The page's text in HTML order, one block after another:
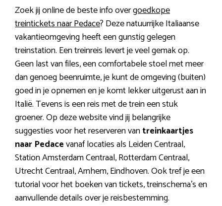
Zoek jij online de beste info overgoedkope
treintickets naar Pedace? Deze natuurrijke Italiaanse
vakantieomgeving heeft een gunstig gelegen
treinstation. Een treinreis levert je veel gemak op.
Geen last van files, een comfortabele stoel met meer
dan genoeg beenruimte, je kunt de omgeving (buiten)
goed in je opnemen en je komt lekker uitgerust aan in
Italië. Tevens is een reis met de trein een stuk
groener. Op deze website vind jij belangrijke
suggesties voor het reserveren vantreinkaartjes
naar Pedacevanaf locaties als Leiden Centraal,
Station Amsterdam Centraal, Rotterdam Centraal,
Utrecht Centraal, Arnhem, Eindhoven. Ook tref je een
tutorial voor het boeken van tickets, treinschema’s en
aanvullende details over je reisbestemming.